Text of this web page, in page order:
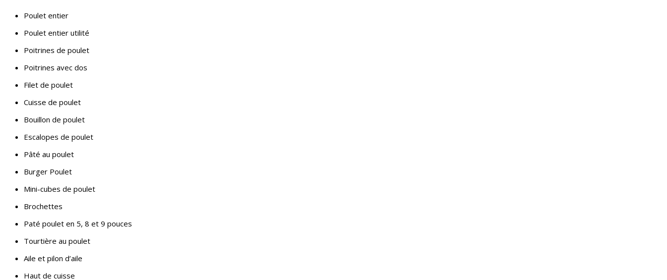
Poulet entier
Poulet entier utilité
Poitrines de poulet
Poitrines avec dos
Filet de poulet
Cuisse de poulet
Bouillon de poulet
Escalopes de poulet
Pâté au poulet
Burger Poulet
Mini-cubes de poulet
Brochettes
Paté poulet en 5, 8 et 9 pouces
Tourtière au poulet
Aile et pilon d’aile
Haut de cuisse